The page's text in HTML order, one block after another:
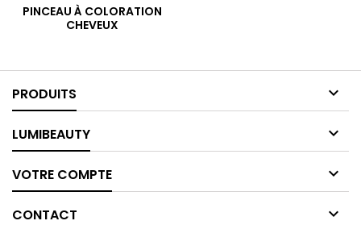
PINCEAU À COLORATION
CHEVEUX
PRODUITS 
LUMIBEAUTY 
VOTRE COMPTE 
CONTACT 